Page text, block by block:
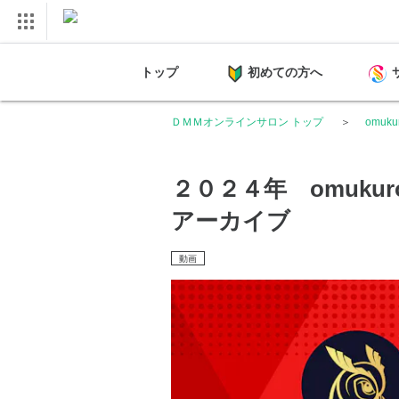
トップ 初めての方へ
ＤＭＭオンラインサロン トップ
２０２４年
アーカイブ
動画